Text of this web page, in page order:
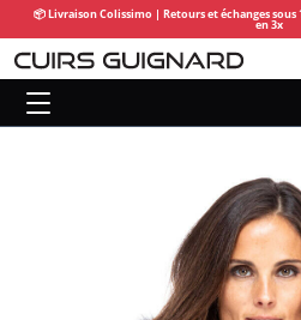
📦 Livraison Colissimo | Retours et échanges
en 3x